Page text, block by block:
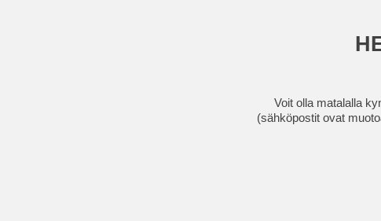
Voit olla matalalla
(sähköpostit ovat